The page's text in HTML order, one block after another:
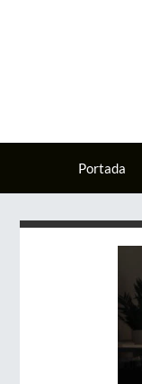
Portada